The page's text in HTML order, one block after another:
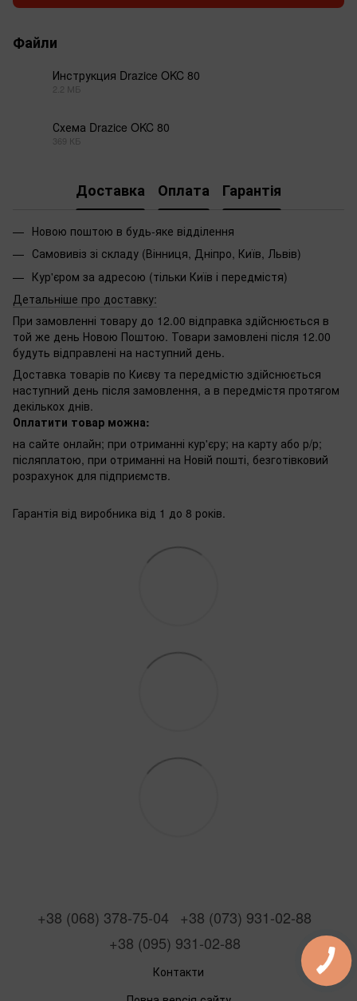
Файли
Инструкция Drazice OKC 80
2.2 МБ
Схема Drazice OKC 80
369 КБ
Доставка Оплата Гарантія
Новою поштою в будь-яке відділення
Самовивіз зі складу (Вінниця, Дніпро, Київ, Львів)
Кур'єром за адресою (тільки Київ і передмістя)
Детальніше про доставку:
При замовленні товару до 12.00 відправка здійснюється в
той же день Новою Поштою. Товари замовлені після 12.00
будуть відправлені на наступний день.
Доставка товарів по Києву та передмістю здійснюється
наступний день після замовлення, а в передмістя протягом
декількох днів.
Оплатити товар можна:
на сайте онлайн; при отриманні кур'єру; на карту або р/р;
післяплатою, при отриманні на Новій пошті, безготівковий
розрахунок для підприємств.
Гарантія від виробника від 1 до 8 років.
+38 (068) 378-75-04
+38 (073) 931-02-88
+38 (095) 931-02-88
Контакти